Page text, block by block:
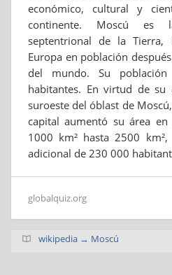
económico, cultural y
continente. Moscú es
septentrional de la Tierra,
Europa en población
del mundo. Su
habitantes. En virtud de
suroeste del óblast de
capital aumentó su área
1000 km² hasta 2500
adicional de 230 000
globalquiz.org
wikipedia → Moscú